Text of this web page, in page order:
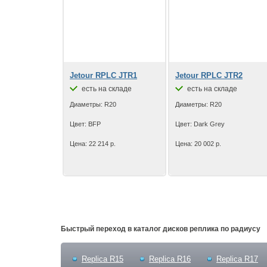
Jetour RPLC JTR1
есть на складе
Диаметры: R20
Цвет: BFP
Цена: 22 214 р.
Jetour RPLC JTR2
есть на складе
Диаметры: R20
Цвет: Dark Grey
Цена: 20 002 р.
Быстрый переход в каталог дисков реплика по радиусу
Replica R15 Replica R16 Replica R17